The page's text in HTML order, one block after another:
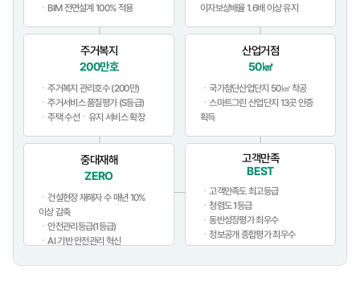
ㆍBIM 전면설계 100% 적용
이자보상배율 1.6배 이상 유지
주거복지
200만호
ㆍ주거복지 관리호수 (200만)
ㆍ주거서비스 품질평가 (S등급)
ㆍ주택 수선ㆍ유지 서비스 확장
산업거점
50㎢
ㆍ국가첨단산업단지 50㎢ 착공
ㆍ스마트그린 산업단지 13곳 인증
획득
중대재해
ZERO
ㆍ건설현장 재해자 수 매년 10%
이상 감축
ㆍ안전관리등급(1등급)
ㆍAI 기반 안전관리 혁신
고객만족
BEST
ㆍ고객만족도 최고등급
ㆍ청렴도 1등급
ㆍ동반성장평가 최우수
ㆍ정보공개 종합평가 최우수